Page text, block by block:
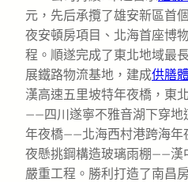
元，先后承攬了雄安新區首
夜安頓房項目、北海首座博
程。順遂完成了東北地域最
展鐵路物流基地，建成供膳
漢高速五里坡特年夜橋，東
——四川遂寧不雅音湖下穿地
年夜橋——北海西村港跨海年
夜懸挑鋼構造玻璃雨棚——漢
嚴重工程。勝利打造了南昌